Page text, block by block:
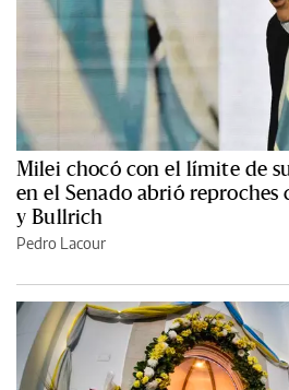
Milei chocó con el límite de
en el Senado abrió reproches
y Bullrich
Pedro Lacour